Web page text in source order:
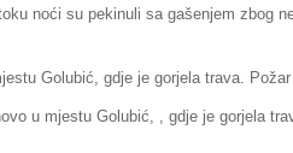
noći su pekinuli sa gašenjem zbog
Golubić, gdje je gorjela trava. Požar
u mjestu Golubić, , gdje je gorjela